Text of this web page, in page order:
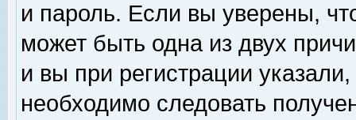
и пароль. Если вы уверены,
может быть одна из двух
и вы при регистрации
необходимо следовать